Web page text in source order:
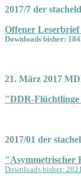
2017/7 der
Offener
Downloads bisher:
21. März 2017
"DDR-Flüchtlinge
2017/01 der
"Asymmetrischer
Downloads bisher: